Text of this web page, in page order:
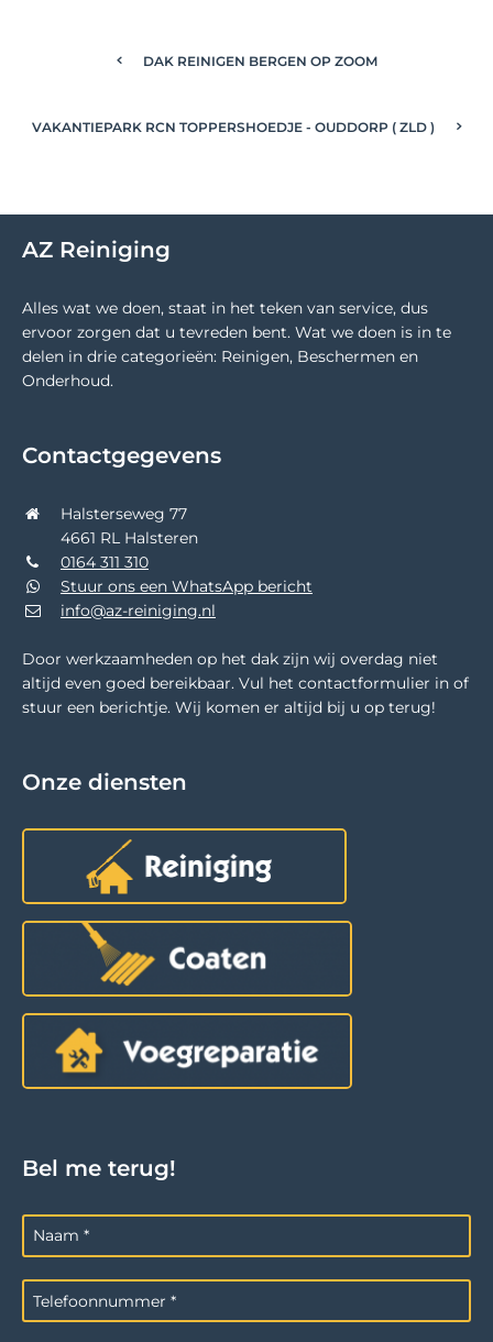
DAK REINIGEN BERGEN OP ZOOM
VAKANTIEPARK RCN TOPPERSHOEDJE - OUDDORP ( ZLD )
AZ Reiniging
Alles wat we doen, staat in het teken van service, dus
ervoor zorgen dat u tevreden bent. Wat we doen is in te
delen in drie categorieën: Reinigen, Beschermen en
Onderhoud.
Contactgegevens
Halsterseweg 77
4661 RL Halsteren
0164 311 310
Stuur ons een WhatsApp bericht
info@az-reiniging.nl
Door werkzaamheden op het dak zijn wij overdag niet
altijd even goed bereikbaar. Vul het contactformulier in of
stuur een berichtje. Wij komen er altijd bij u op terug!
Onze diensten
Bel me terug!